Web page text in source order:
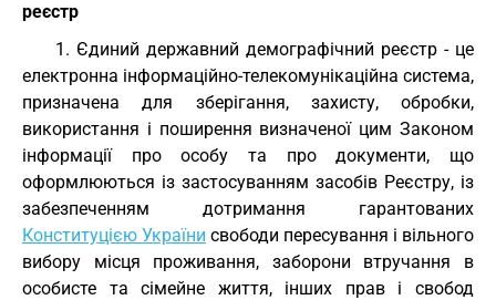
реєстр
1. Єдиний державний демографічний реєстр - це
електронна інформаційно-телекомунікаційна система,
призначена для зберігання, захисту, обробки,
використання і поширення визначеної цим Законом
інформації про особу та про документи, що
оформлюються із застосуванням засобів Реєстру, із
забезпеченням дотримання гарантованих
Конституцією України свободи пересування і вільного
вибору місця проживання, заборони втручання в
особисте та сімейне життя, інших прав і свобод